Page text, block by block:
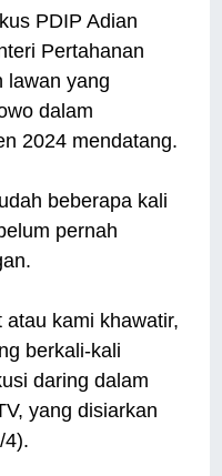
PDIP Adian
Pertahanan
lawan yang
dalam
2024 mendatang.
beberapa kali
pernah
kami khawatir,
berkali-kali
daring dalam
yang disiarkan
4).